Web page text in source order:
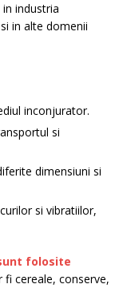
industria
in alte domenii
inconjurator.
si
dimensiuni si
si vibratiilor,
folosite
fi cereale, conserve,